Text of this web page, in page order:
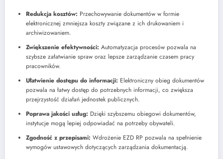
Redukcja kosztów: Przechowywanie dokumentów w formie
elektronicznej zmniejsza koszty związane z ich drukowaniem i
archiwizowaniem.
Zwiększenie efektywności: Automatyzacja procesów pozwala na
szybsze załatwianie spraw oraz lepsze zarządzanie czasem pracy
pracowników.
Ułatwienie dostępu do informacji: Elektroniczny obieg dokumentów
pozwala na łatwy dostęp do potrzebnych informacji, co zwiększa
przejrzystość działań jednostek publicznych.
Poprawa jakości usług: Dzięki szybszemu obiegowi dokumentów,
instytucje mogą lepiej odpowiadać na potrzeby obywateli.
Zgodność z przepisami: Wdrożenie EZD RP pozwala na spełnienie
wymogów ustawowych dotyczących zarządzania dokumentacją.